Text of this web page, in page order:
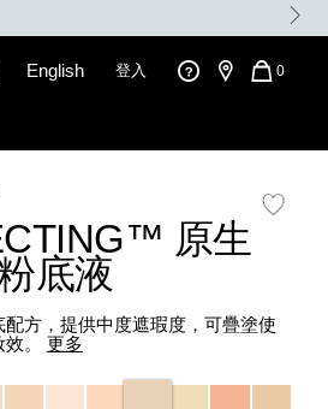
English 登入
CART
0
原生
底液
方，提供中度遮瑕度，可疊塗使
。 更多